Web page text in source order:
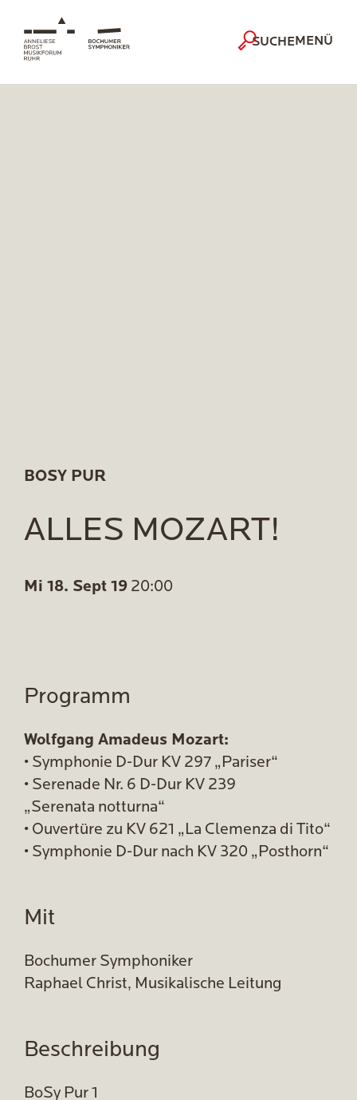
SUCHEMENÜ
BOSY PUR
ALLES MOZART!
Mi 18. Sept 19 20:00
Programm
Wolfgang Amadeus Mozart:
• Symphonie D-Dur KV 297 „Pariser“
• Serenade Nr. 6 D-Dur KV 239
„Serenata notturna“
• Ouvertüre zu KV 621 „La Clemenza di Tito“
• Symphonie D-Dur nach KV 320 „Posthorn“
Mit
Bochumer Symphoniker
Raphael Christ, Musikalische Leitung
Beschreibung
BoSy Pur 1